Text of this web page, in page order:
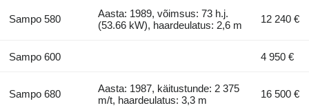
Sampo 580
Aasta: 1989, võimsus: 73 h.j.
(53.66 kW), haardeulatus: 2,6 m
12 240 €
Sampo 600 4 950 €
Sampo 680
Aasta: 1987, käitustunde: 2 375
m/t, haardeulatus: 3,3 m
16 500 €